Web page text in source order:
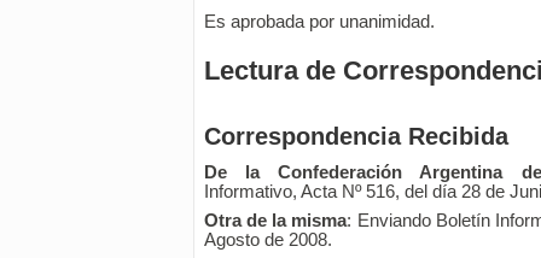
Es aprobada por unanimidad.
Lectura de
Correspondencia Recibida
De la Confederación Argentina
Informativo, Acta Nº 516, del día 28 de
Otra de la misma: Enviando Boletín
Agosto de 2008.